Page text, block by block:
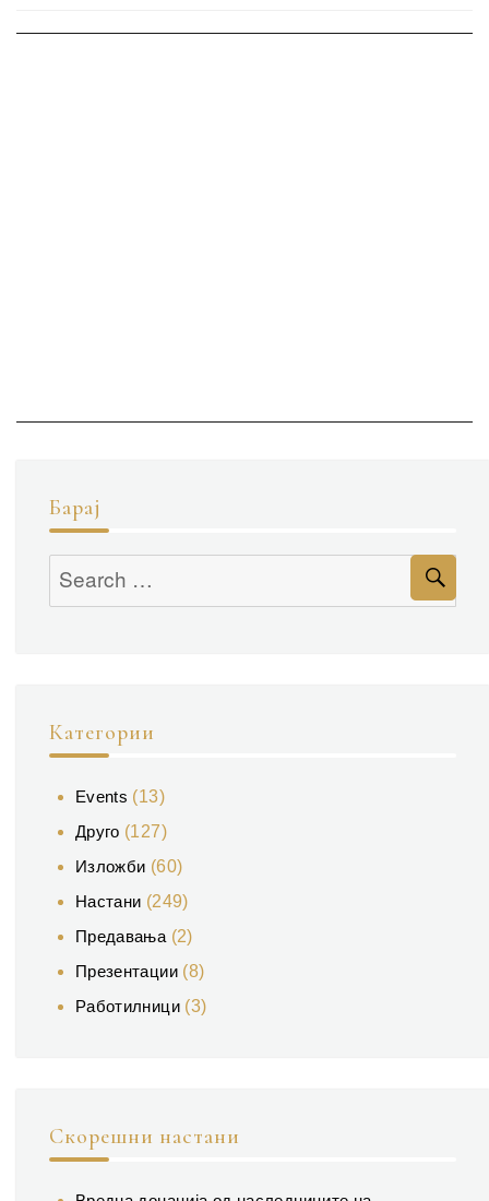
Барај
Категории
Events (13)
Друго (127)
Изложби (60)
Настани (249)
Предавања (2)
Презентации(8)
Работилници(3)
Скорешни настани